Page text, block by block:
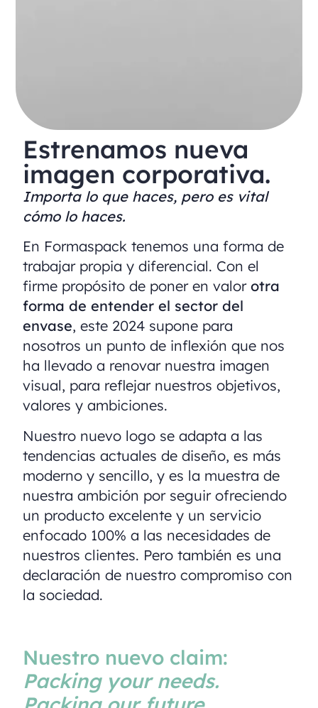
Estrenamos nueva
imagen corporativa.
Importa lo que haces, pero es vital
cómo lo haces.
En Formaspack tenemos una forma de
trabajar propia y diferencial. Con el
firme propósito de poner en valorotra
forma de entender el sector del
envase, este 2024 supone para
nosotros un punto de inflexión que nos
ha llevado a renovar nuestra imagen
visual, para reflejar nuestros objetivos,
valores y ambiciones.
Nuestro nuevo logo se adapta a las
tendencias actuales de diseño, es más
moderno y sencillo, y es la muestra de
nuestra ambición por seguir ofreciendo
un producto excelente y un servicio
enfocado 100% a las necesidades de
nuestros clientes. Pero también es una
declaración de nuestro compromiso con
la sociedad.
Nuestro nuevo claim:
Packing your needs.